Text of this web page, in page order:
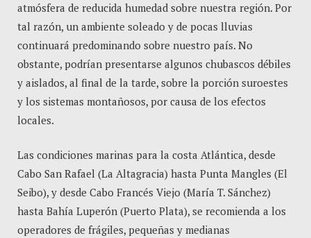
atmósfera de reducida humedad sobre nuestra región. Por
tal razón, un ambiente soleado y de pocas lluvias
continuará predominando sobre nuestro país. No
obstante, podrían presentarse algunos chubascos débiles
y aislados, al final de la tarde, sobre la porción suroestes
y los sistemas montañosos, por causa de los efectos
locales.
Las condiciones marinas para la costa Atlántica, desde
Cabo San Rafael (La Altagracia) hasta Punta Mangles (El
Seibo), y desde Cabo Francés Viejo (María T. Sánchez)
hasta Bahía Luperón (Puerto Plata), se recomienda a los
operadores de frágiles, pequeñas y medianas